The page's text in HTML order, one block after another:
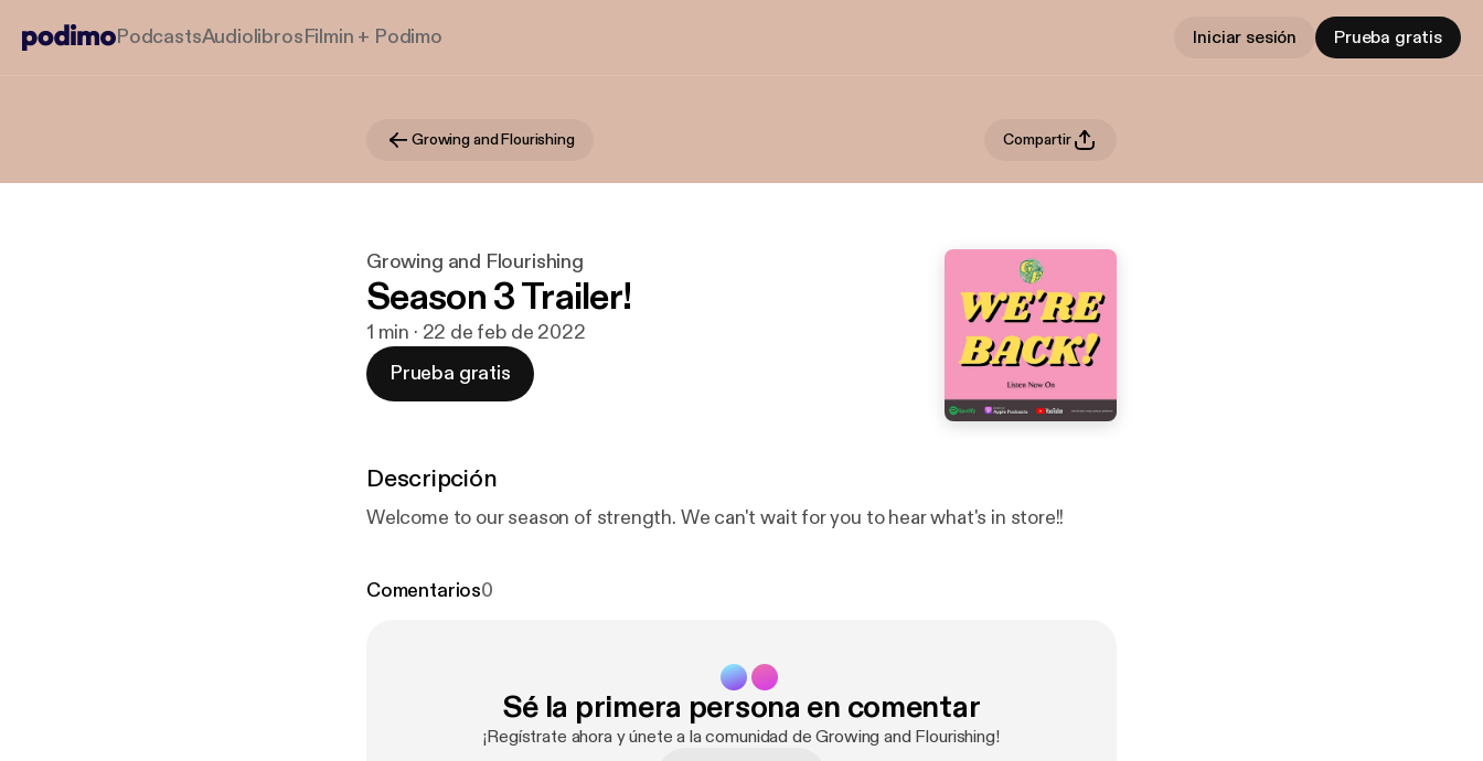
PodcastsAudiolibrosFilmin + Podimo Iniciar sesión Prueba gratis
Growing and Flourishing Compartir
Growing and Flourishing
Season 3 Trailer!
1 min · 22 de feb de 2022
Prueba gratis
Descripción
Welcome to our season of strength. We can't wait for you to hear what's in store!!
Comentarios0
Sé la primera persona en comentar
¡Regístrate ahora y únete a la comunidad de Growing and Flourishing!